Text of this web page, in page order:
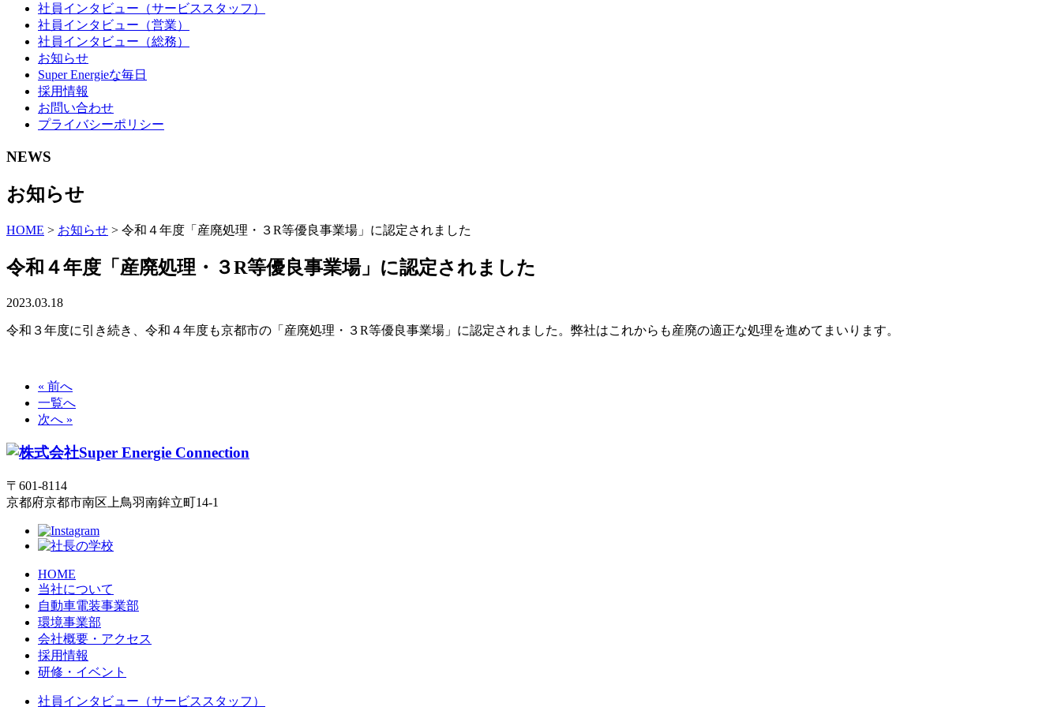
社員インタビュー（サービススタッフ）
社員インタビュー（営業）
社員インタビュー（総務）
お知らせ
Super Energieな毎日
採用情報
お問い合わせ
プライバシーポリシー
NEWS
お知らせ
HOME > お知らせ > 令和４年度「産廃処理・３R等優良事業場」に認定されました
令和４年度「産廃処理・３R等優良事業場」に認定されました
2023.03.18
令和３年度に引き続き、令和４年度も京都市の「産廃処理・３R等優良事業場」に認定されました。弊社はこれからも産廃の適正な処理を進めてまいります。
« 前へ
一覧へ
次へ »
〒601-8114
京都府京都市南区上鳥羽南鉾立町14-1
HOME
当社について
自動車電装事業部
環境事業部
会社概要・アクセス
採用情報
研修・イベント
社員インタビュー（サービススタッフ）